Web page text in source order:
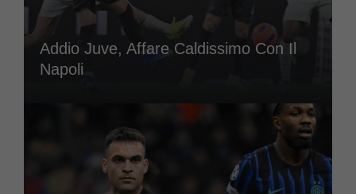
Addio Juve, Affare Caldissimo Con Il
Napoli